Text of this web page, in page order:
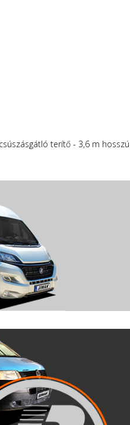
terítő - 3,6 m